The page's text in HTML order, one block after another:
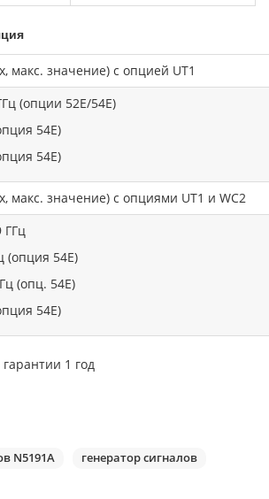
макс. значение) с опцией UT1
(опции 52E/54E)
54E)
54E)
макс. значение) с опциями UT1 и WC2
ГГц
(опция 54E)
(опц. 54E)
54E)
1 год
N5191A
генератор сигналов